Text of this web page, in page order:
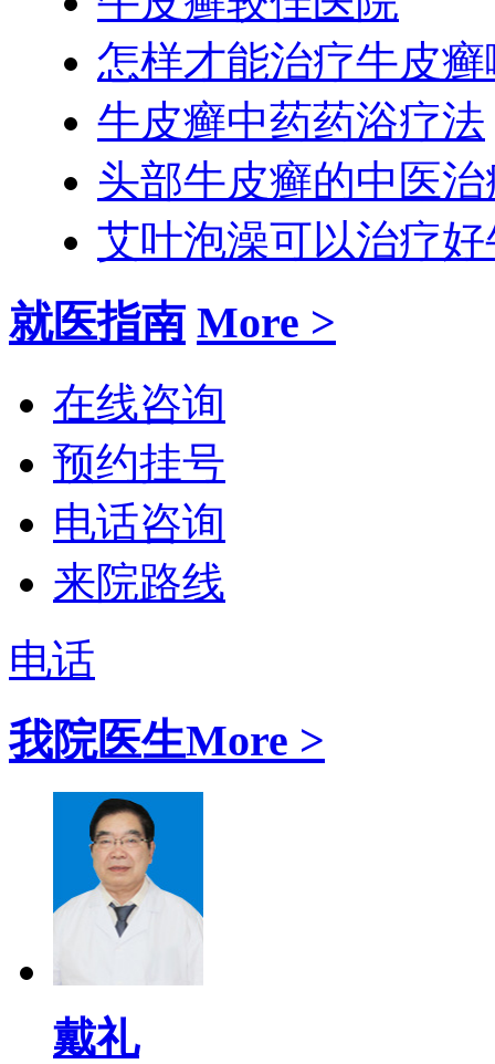
怎样才能治疗牛皮癣
牛皮癣中药药浴疗法
头部牛皮癣的中医
艾叶泡澡可以治疗
就医指南 More >
在线咨询
预约挂号
电话咨询
来院路线
电话
我院医生More >
戴礼